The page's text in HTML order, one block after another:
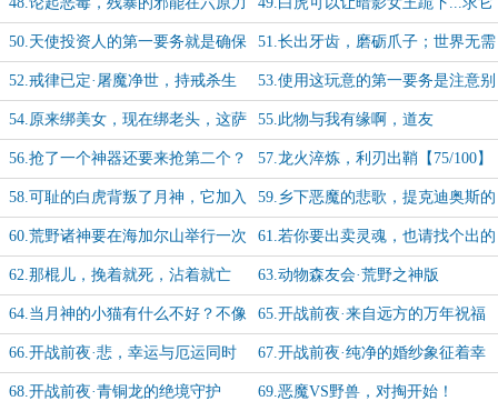
中可排不上号【66/100】 别死【67/100】
50.天使投资人的第一要务就是确保
自己的投资不要打水漂【68/100】
51.长出牙齿，磨砺爪子；世界无需
低语，猎者自会发声【69/100】
52.戒律已定·屠魔净世，持戒杀生
【70/100】
53.使用这玩意的第一要务是注意别
随便掰筷子【71/100】
54.原来绑美女，现在绑老头，这萨
特也是落魄了呀【72/100】
55.此物与我有缘啊，道友
【73/100】
56.抢了一个神器还要来抢第二个？
欺龙太甚了！【74/100】
57.龙火淬炼，利刃出鞘【75/100】
58.可耻的白虎背叛了月神，它加入
了“达尔文”神教【76/100】
59.乡下恶魔的悲歌，提克迪奥斯的
一生之敌已刷新【77/100】
60.荒野诸神要在海加尔山举行一次
超酷的趴体，猜猜谁没得到邀请？
61.若你要出卖灵魂，也请找个出的
起价的魔鬼【79/100】
62.那棍儿，挽着就死，沾着就亡
【80/100】
63.动物森友会·荒野之神版
【81/100】
64.当月神的小猫有什么不好？不像
有的野狗只知在外面跑来跑去！
65.开战前夜·来自远方的万年祝福
【83/100】
66.开战前夜·悲，幸运与厄运同时
盯上了你【84/100】
67.开战前夜·纯净的婚纱象征着幸
福...吗？【85/100】
68.开战前夜·青铜龙的绝境守护 69.恶魔VS野兽，对掏开始！